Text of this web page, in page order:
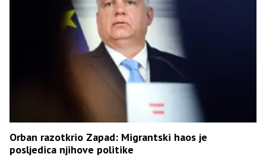
Orban razotkrio Zapad: Migrantski haos je
posljedica njihove politike